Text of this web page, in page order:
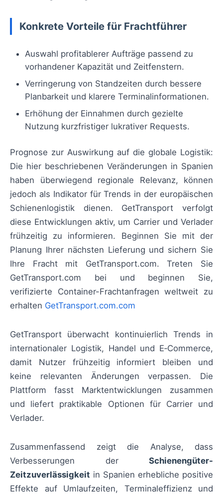
Konkrete Vorteile für Frachtführer
Auswahl profitablerer Aufträge passend zu
vorhandener Kapazität und Zeitfenstern.
Verringerung von Standzeiten durch bessere
Planbarkeit und klarere Terminalinformationen.
Erhöhung der Einnahmen durch gezielte
Nutzung kurzfristiger lukrativer Requests.
Prognose zur Auswirkung auf die globale Logistik:
Die hier beschriebenen Veränderungen in Spanien
haben überwiegend regionale Relevanz, können
jedoch als Indikator für Trends in der europäischen
Schienenlogistik dienen. GetTransport verfolgt
diese Entwicklungen aktiv, um Carrier und Verlader
frühzeitig zu informieren. Beginnen Sie mit der
Planung Ihrer nächsten Lieferung und sichern Sie
Ihre Fracht mit GetTransport.com. Treten Sie
GetTransport.com bei und beginnen Sie,
verifizierte Container-Frachtanfragen weltweit zu
erhalten GetTransport.com.com
GetTransport überwacht kontinuierlich Trends in
internationaler Logistik, Handel und E‑Commerce,
damit Nutzer frühzeitig informiert bleiben und
keine relevanten Änderungen verpassen. Die
Plattform fasst Marktentwicklungen zusammen
und liefert praktikable Optionen für Carrier und
Verlader.
Zusammenfassend zeigt die Analyse, dass
Verbesserungen der Schienengüter-
Zeitzuverlässigkeit in Spanien erhebliche positive
Effekte auf Umlaufzeiten, Terminaleffizienz und